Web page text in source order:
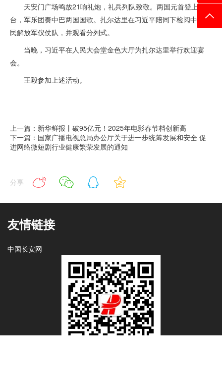
天安门广场鸣放21响礼炮，礼兵列队致敬。两国元首登上检阅
台，军乐团奏中巴两国国歌。扎尔达里在习近平陪同下检阅中国人
民解放军仪仗队，并观看分列式。
当晚，习近平在人民大会堂金色大厅为扎尔达里举行欢迎宴
会。
王毅参加上述活动。
上一篇：新华鲜报丨破95亿元！2025年电影春节档创新高
下一篇：国家广播电视总局办公厅关于进一步统筹发展和安全 促
进网络微短剧行业健康繁荣发展的通知
分享
友情链接
中国长安网
返回